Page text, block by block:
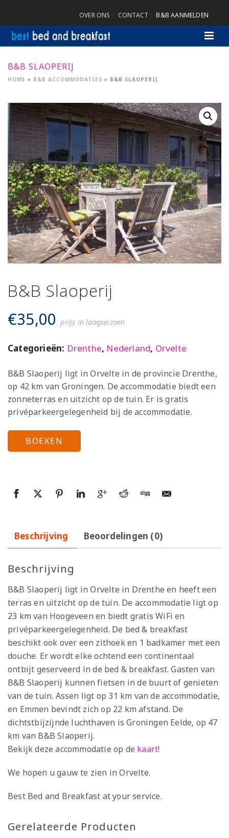
OVER ONS CONTACT B&B AANMELDEN
B&B SLAOPERIJ
HOME » B&B ACCOMMODATIES » B&B SLAOPERIJ
B&B Slaoperij
€35,00 prijs in laagseizoen
Categorieën: Drenthe, Nederland, Orvelte
B&B Slaoperij ligt in Orvelte in de provincie Drenthe,
op 42 km van Groningen. De accommodatie biedt een
zonneterras en uitzicht op de tuin. Er is gratis
privéparkeergelegenheid bij de accommodatie.
BOEKEN
Beschrijving Beoordelingen (0)
Beschrijving
B&B Slaoperij ligt in Orvelte in Drenthe en heeft een
terras en uitzicht op de tuin. De accommodatie ligt op
23 km van Hoogeveen en biedt gratis WiFi en
privéparkeergelegenheid. De bed & breakfast
beschikt ook over een zithoek en 1 badkamer met een
douche. Er wordt elke ochtend een continentaal
ontbijt geserveerd in de bed & breakfast. Gasten van
B&B Slaoperij kunnen fietsen in de buurt of genieten
van de tuin. Assen ligt op 31 km van de accommodatie,
en Emmen bevindt zich op 22 km afstand. De
dichtstbijzijnde luchthaven is Groningen Eelde, op 47
km van B&B Slaoperij.
Bekijk deze accommodatie op de kaart!
We hopen u gauw te zien in Orvelte.
Best Bed and Breakfast at your service.
Gerelateerde Producten